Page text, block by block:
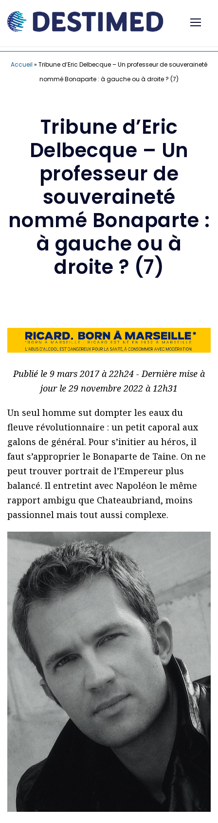
Accueil » Tribune d’Eric Delbecque – Un professeur de souveraineté
nommé Bonaparte : à gauche ou à droite ? (7)
Tribune d’Eric
Delbecque – Un
professeur de
souveraineté
nommé Bonaparte :
à gauche ou à
droite ? (7)
Publié le 9 mars 2017 à 22h24 - Dernière mise à
jour le 29 novembre 2022 à 12h31
Un seul homme sut dompter les eaux du
fleuve révolutionnaire : un petit caporal aux
galons de général. Pour s’initier au héros, il
faut s’approprier le Bonaparte de Taine. On ne
peut trouver portrait de l’Empereur plus
balancé. Il entretint avec Napoléon le même
rapport ambigu que Chateaubriand, moins
passionnel mais tout aussi complexe.